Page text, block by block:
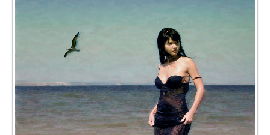
Nikon или Canon?
Объявления
Добавить фото